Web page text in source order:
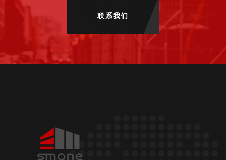
联系我们